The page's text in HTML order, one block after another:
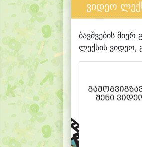
ვიდეო
ბავშვების
ლექსის ვიდეო,